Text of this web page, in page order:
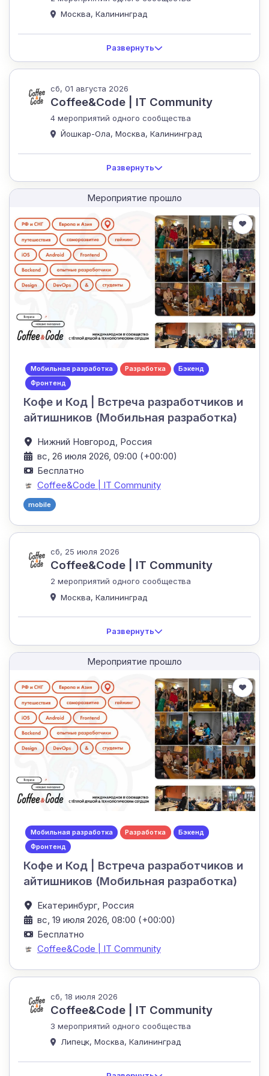
Москва, Калининград
Развернуть
сб, 01 августа 2026
Coffee&Code | IT Community
4 мероприятий одного сообщества
Йошкар-Ола, Москва, Калининград
Развернуть
Мероприятие прошло
Мобильная разработка Разработка
Бэкенд
Фронтенд
Кофе и Код | Встреча разработчиков и
айтишников (Мобильная разработка)
Нижний Новгород, Россия
вс, 26 июля 2026, 09:00 (+00:00)
Бесплатно
Coffee&Code | IT Community
mobile
сб, 25 июля 2026
Coffee&Code | IT Community
2 мероприятий одного сообщества
Москва, Калининград
Развернуть
Мероприятие прошло
Мобильная разработка Разработка
Бэкенд
Фронтенд
Кофе и Код | Встреча разработчиков и
айтишников (Мобильная разработка)
Екатеринбург, Россия
вс, 19 июля 2026, 08:00 (+00:00)
Бесплатно
Coffee&Code | IT Community
сб, 18 июля 2026
Coffee&Code | IT Community
3 мероприятий одного сообщества
Липецк, Москва, Калининград